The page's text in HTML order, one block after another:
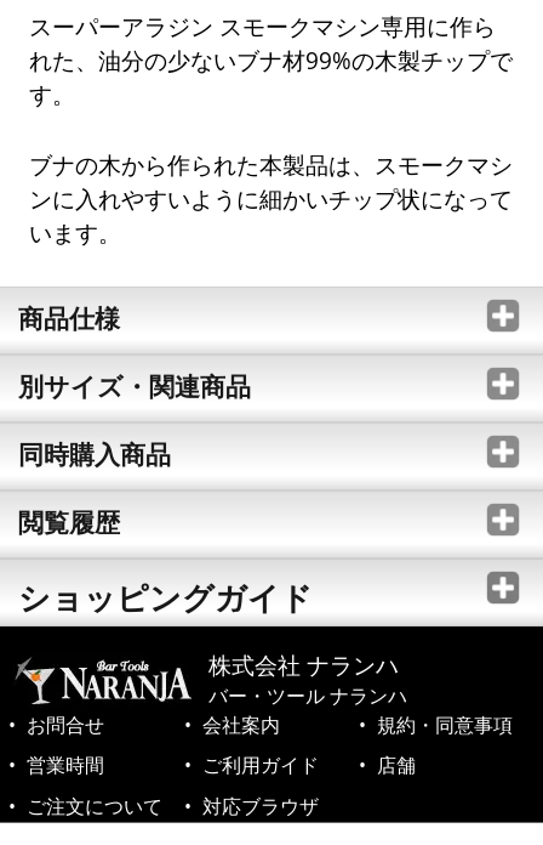
スーパーアラジン スモークマシン専用に作ら
れた、油分の少ないブナ材99%の木製チップで
す。
ブナの木から作られた本製品は、スモークマシ
ンに入れやすいように細かいチップ状になって
います。
商品仕様
別サイズ・関連商品
同時購入商品
閲覧履歴
ショッピングガイド
株式会社 ナランハ
バー・ツール ナランハ
お問合せ
会社案内
規約・同意事項
営業時間
ご利用ガイド
店舗
ご注文について
対応ブラウザ